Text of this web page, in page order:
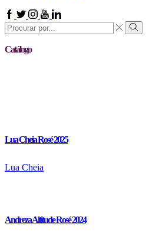
Facebook
TwitterInstagram
Youtube
Linkedin
Search
input
Search
Catálogo
Lua Cheia Rosé 2025
Lua Cheia
Andreza Altitude Rosé 2024